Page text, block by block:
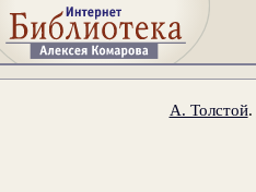
А. Толстой.